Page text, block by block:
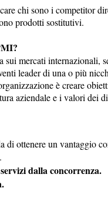
chi sono i competitor
prodotti sostitutivi.
mercati internazionali,
leader di una o più
è creare
aziendale e i valori dei
di ottenere un vantaggio
.
dalla concorrenza.